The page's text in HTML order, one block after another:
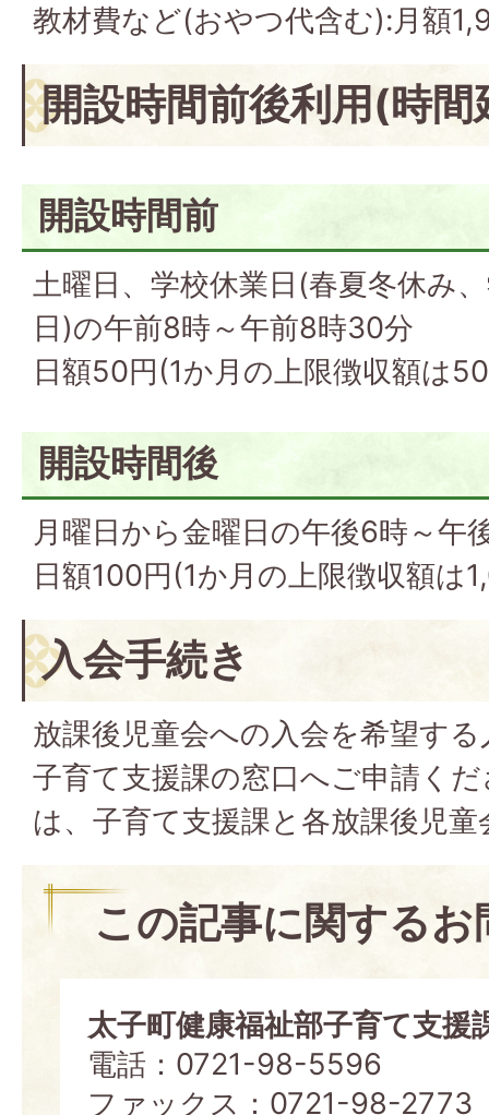
教材費など(おやつ代含む):月額
開設時間前後利用(時間
開設時間前
土曜日、学校休業日(春夏冬休み
日)の午前8時～午前8時30分
日額50円(1か月の上限徴収額は
開設時間後
月曜日から金曜日の午後6時～午
日額100円(1か月の上限徴収額は
入会手続き
放課後児童会への入会を希望す
子育て支援課の窓口へご申請く
は、子育て支援課と各放課後児
この記事に関する
太子町健康福祉部子育て支援
電話：0721-98-5596
ファックス：0721-98-2773